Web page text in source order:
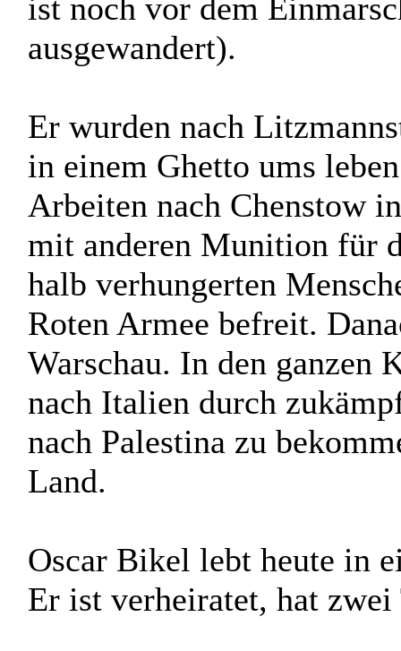
Oscar Bikel wurde in
ist noch vor dem
ausgewandert).
Er wurden nach
in einem Ghetto ums
Arbeiten nach Chenstow
mit anderen Munition für
halb verhungerten
Roten Armee befreit.
Warschau. In den ganzen
nach Palestina zu
Land.